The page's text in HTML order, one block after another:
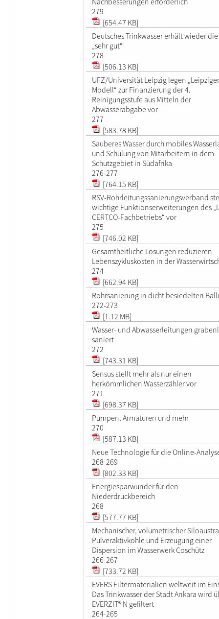
279
[654.47 KB]
Deutsches Trinkwasser erhält wieder
„sehr gut“
278
[506.13 KB]
UFZ/Universität Leipzig legen „Leipziger
Modell“ zur Finanzierung der 4.
Reinigungsstufe aus Mitteln der
Abwasserabgabe vor
277
[583.78 KB]
Sauberes Wasser durch mobiles
und Schulung von Mitarbeitern in dem
Schutzgebiet in Südafrika
276-277
[764.15 KB]
RSV-Rohrleitungssanierungsverband
wichtige Funktionserweiterungen des
CERTCO-Fachbetriebs“ vor
275
[746.02 KB]
Gesamtheitliche Lösungen reduzieren
Lebenszykluskosten in der
274
[662.94 KB]
Rohrsanierung in dicht besiedelten
272-273
[1.12 MB]
Wasser- und Abwasserleitungen
saniert
272
[743.31 KB]
Sensus stellt mehr als nur einen
herkömmlichen Wasserzähler vor
271
[698.37 KB]
Pumpen, Armaturen und mehr
270
[587.13 KB]
Neue Technologie für die Online-
268-269
[802.33 KB]
Energiesparwunder für den
Niederdruckbereich
268
[577.77 KB]
Mechanischer, volumetrischer
Pulveraktivkohle und Erzeugung einer
Dispersion im Wasserwerk Coschütz
266-267
[733.72 KB]
EVERS Filtermaterialien weltweit im
Das Trinkwasser der Stadt Ankara wird
EVERZIT® N gefiltert
264-265